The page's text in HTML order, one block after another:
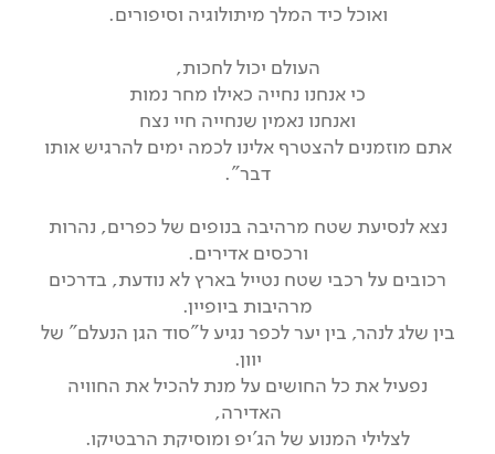
ואוכל כיד המלך מיתולוגיה וסיפורים.
העולם יכול לחכות,
כי אנחנו נחייה כאילו מחר נמות
ואנחנו נאמין שנחייה חיי נצח
אתם מוזמנים להצטרף אלינו לכמה ימים להרגיש אותו
דבר".
נצא לנסיעת שטח מרהיבה בנופים של כפרים, נהרות
ורכסים אדירים.
רכובים על רכבי שטח נטייל בארץ לא נודעת, בדרכים
מרהיבות ביופיין.
בין שלג לנהר, בין יער לכפר נגיע ל"סוד הגן הנעלם" של
יוון.
נפעיל את כל החושים על מנת להכיל את החוויה
האדירה,
לצלילי המנוע של הג'יפ ומוסיקת הרבטיקו.